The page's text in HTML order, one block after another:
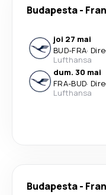
Budapesta-
joi 27 mai
BUD-FRA·
Lufthansa
dum. 30 mai
FRA-BUD·
Lufthansa
Budapesta-